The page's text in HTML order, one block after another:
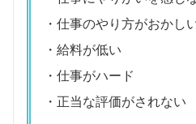
・仕事のやり方がおかし
・給料が低い
・仕事がハード
・正当な評価がされない